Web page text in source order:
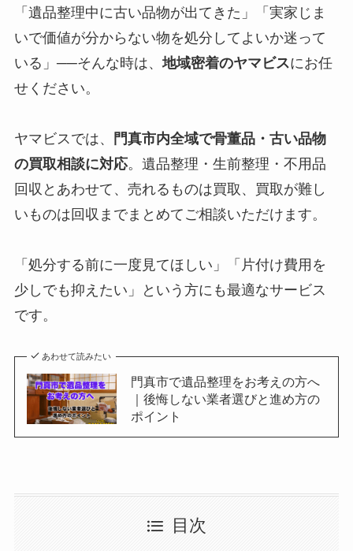
「遺品整理中に古い品物が出てきた」「実家じま
いで価値が分からない物を処分してよいか迷って
いる」──そんな時は、地域密着のヤマビスにお任
せください。
ヤマビスでは、
門真市内全域で骨董品・古い品物
の買取相談に対応。遺品整理・生前整理・不用品
回収とあわせて、売れるものは買取、買取が難し
いものは回収までまとめてご相談いただけます。
「処分する前に一度見てほしい」「片付け費用を
少しでも抑えたい」という方にも最適なサービス
です。
あわせて読みたい
門真市で遺品整理をお考えの方へ
｜後悔しない業者選びと進め方の
ポイント
目次